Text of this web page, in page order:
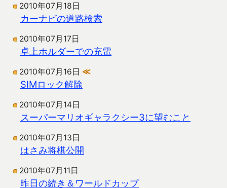
2010年07月18日
カーナビの道路検索
2010年07月17日
卓上ホルダーでの充電
2010年07月16日 ≪
SIMロック解除
2010年07月14日
スーパーマリオギャラクシー3に望むこと
2010年07月13日
はさみ将棋公開
2010年07月11日
昨日の続き＆ワールドカップ